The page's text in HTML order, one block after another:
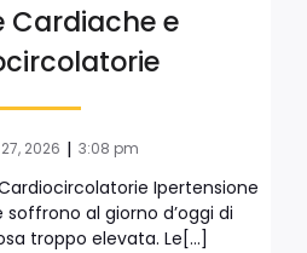
Cardiache e
2026 | 3:08 pm
Ipertensione
al giorno d’oggi di
troppo elevata. Le[…]